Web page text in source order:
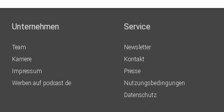
Unternehmen
Team
Karriere
Impressum
Werben auf podcast.de
Service
Newsletter
Kontakt
Presse
Nutzungsbedingungen
Datenschutz